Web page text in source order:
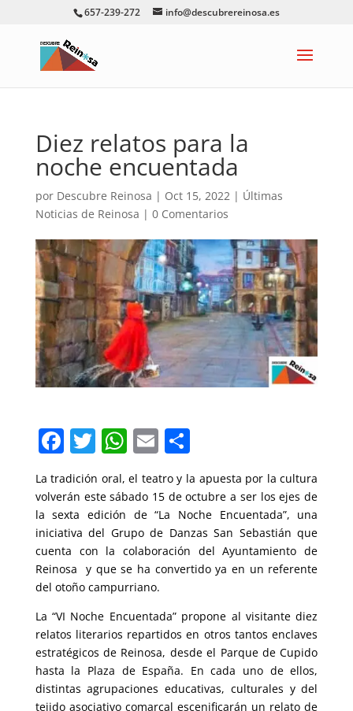
657-239-272 info@descubrereinosa.es
Diez relatos para la
noche encuentada
por Descubre Reinosa | Oct 15, 2022| Últimas
Noticias de Reinosa | 0 Comentarios
F
a
c
e
b
o
o
k
T
itt
er
W
h
at
s
A
p
p
E
m
ai
l
C
m
p
ar
tir
La tradición oral, el teatro y la apuesta por la cultura
volverán este sábado 15 de octubre a ser los ejes de
la sexta edición de “La Noche Encuentada”, una
iniciativa del Grupo de Danzas San Sebastián que
cuenta con la colaboración del Ayuntamiento de
Reinosa y que se ha convertido ya en un referente
del otoño campurriano.
La “VI Noche Encuentada” propone al visitante diez
relatos literarios repartidos en otros tantos enclaves
estratégicos de Reinosa, desde el Parque de Cupido
hasta la Plaza de España. En cada uno de ellos,
distintas agrupaciones educativas, culturales y del
tejido asociativo comarcal escenificarán un relato de